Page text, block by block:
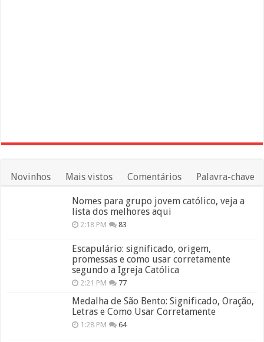
Novinhos Mais vistos Comentários Palavra-chave
Nomes para grupo jovem católico, veja a
lista dos melhores aqui
2:18 PM 83
Escapulário: significado, origem,
promessas e como usar corretamente
segundo a Igreja Católica
2:21 PM 77
Medalha de São Bento: Significado, Oração,
Letras e Como Usar Corretamente
1:28 PM 64